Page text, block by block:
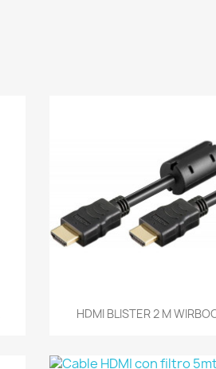
 Vista rápida
HDMI BLISTER 2 M